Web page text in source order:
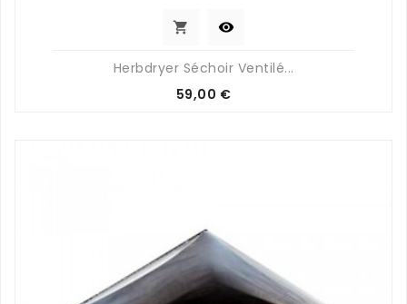
 
Herbdryer Séchoir Ventilé...
Prix
59,00 €